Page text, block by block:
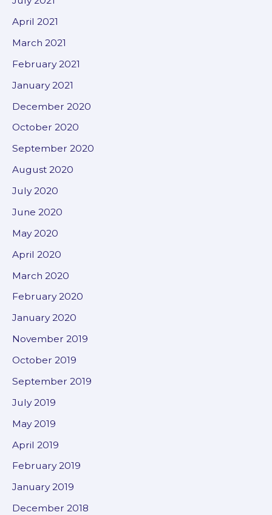
April 2021
March 2021
February 2021
January 2021
December 2020
October 2020
September 2020
August 2020
July 2020
June 2020
May 2020
April 2020
March 2020
February 2020
January 2020
November 2019
October 2019
September 2019
July 2019
May 2019
April 2019
February 2019
January 2019
December 2018